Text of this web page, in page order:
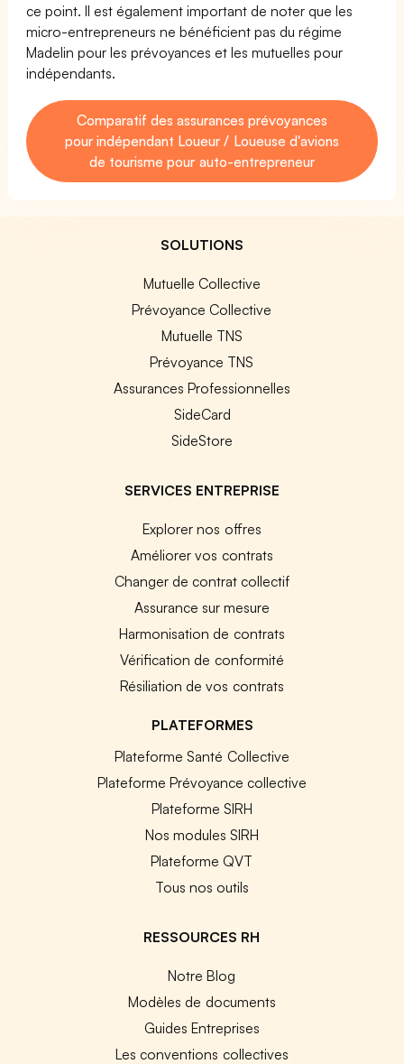
ce point. Il est également important de noter que les
micro-entrepreneurs ne bénéficient pas du régime
Madelin pour les prévoyances et les mutuelles pour
indépendants.
Comparatif des assurances prévoyances
pour indépendant Loueur / Loueuse d'avions
de tourisme pour auto-entrepreneur
SOLUTIONS
Mutuelle Collective
Prévoyance Collective
Mutuelle TNS
Prévoyance TNS
Assurances Professionnelles
SideCard
SideStore
SERVICES ENTREPRISE
Explorer nos offres
Améliorer vos contrats
Changer de contrat collectif
Assurance sur mesure
Harmonisation de contrats
Vérification de conformité
Résiliation de vos contrats
PLATEFORMES
Plateforme Santé Collective
Plateforme Prévoyance collective
Plateforme SIRH
Nos modules SIRH
Plateforme QVT
Tous nos outils
RESSOURCES RH
Notre Blog
Modèles de documents
Guides Entreprises
Les conventions collectives